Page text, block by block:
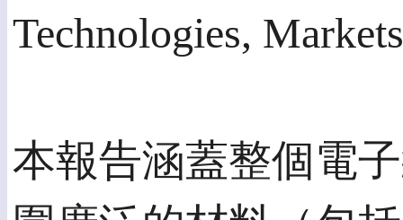
Technologies,
本報告涵蓋整個電